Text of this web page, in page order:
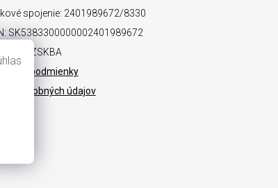
spojenie: 2401989672/8330
SK5383300000002401989672
FIOZSKBA
podmienky
osobných údajov